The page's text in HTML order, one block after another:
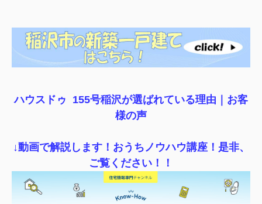
ハウスドゥ 155号稲沢が選ばれている理由｜ お客
様の声
↓動画で解説します！おうちノウハウ講座！是非、
ご覧ください！！